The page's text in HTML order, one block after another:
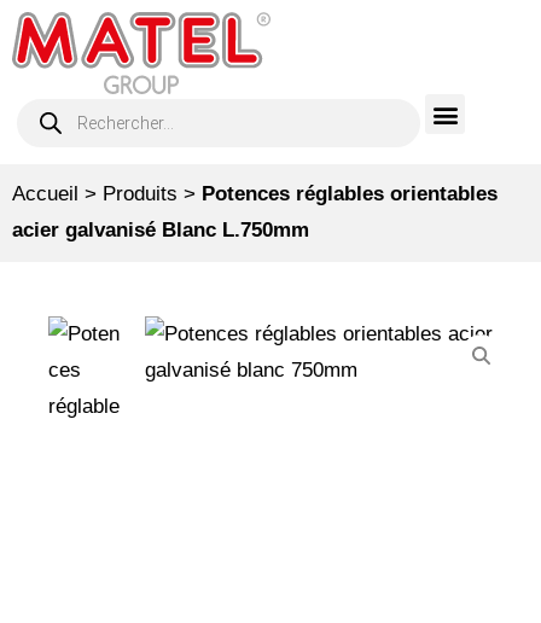
Accueil > Produits > Potences réglables orientables
acier galvanisé Blanc L.750mm